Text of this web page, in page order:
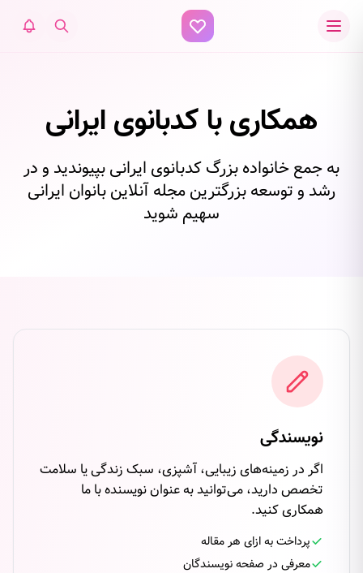
همکاری با کدبانوی ایرانی
به جمع خانواده بزرگ کدبانوی ایرانی بپیوندید و در
رشد و توسعه بزرگترین مجله آنلاین بانوان ایرانی
سهیم شوید
نویسندگی
اگر در زمینه‌های زیبایی، آشپزی، سبک زندگی یا سلامت
تخصص دارید، می‌توانید به عنوان نویسنده با ما
همکاری کنید.
پرداخت به ازای هر مقاله
معرفی در صفحه نویسندگان